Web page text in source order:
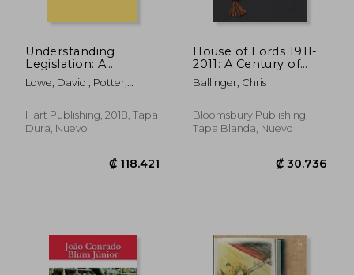
Understanding
Legislation: A
Practical Guide to
Statutory
Inglés)
Lowe, David ; Potter,
Hart Publishing, 2018, Tapa
Dura, Nuevo
House of Lords 1911-
2011: A Century of
Non-Reform (en
Inglés)
Ballinger, Chris
Bloomsbury Publishing,
Tapa Blanda, Nuevo